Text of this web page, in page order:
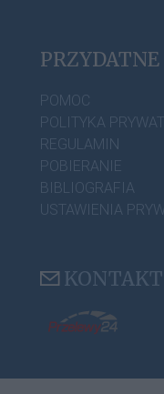
POMOC
POLITYKA
REGULAMIN
POBIERANIE
BIBLIOGRAFIA
USTAWIENIA
KONTAKT